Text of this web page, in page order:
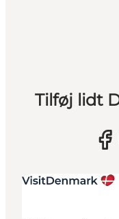
Tilføj lidt